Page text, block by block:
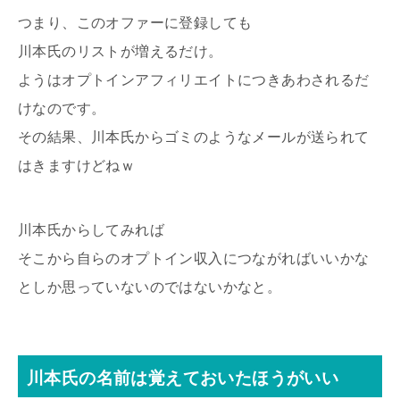
つまり、このオファーに登録しても
川本氏のリストが増えるだけ。
ようはオプトインアフィリエイトにつきあわされるだ
けなのです。
その結果、川本氏からゴミのようなメールが送られて
はきますけどねｗ
川本氏からしてみれば
そこから自らのオプトイン収入につながればいいかな
としか思っていないのではないかなと。
川本氏の名前は覚えておいたほうがいい